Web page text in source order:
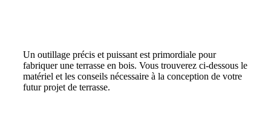
Un outillage précis et puissant est primordiale pour
fabriquer une terrasse en bois. Vous trouverez ci-dessous le
matériel et les conseils nécessaire à la conception de votre
futur projet de terrasse.